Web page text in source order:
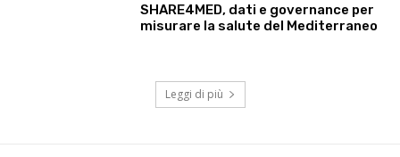
SHARE4MED, dati e governance per
misurare la salute del Mediterraneo
Leggi di più